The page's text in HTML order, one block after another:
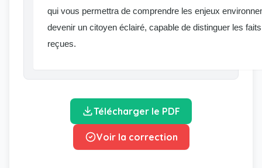
qui vous permettra de comprendre les enjeux
devenir un citoyen éclairé, capable de distinguer les
reçues.
Télécharger le PDF
Voir la correction